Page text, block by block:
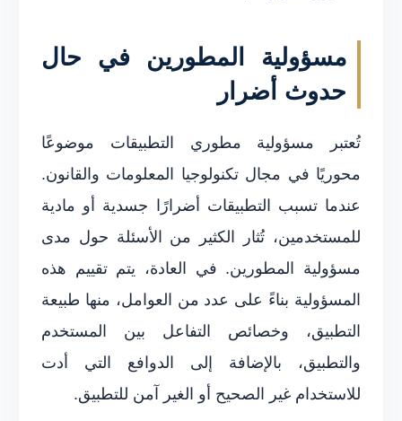
مسؤولية المطورين في حال
حدوث أضرار
تُعتبر مسؤولية مطوري التطبيقات موضوعًا
محوريًا في مجال تكنولوجيا المعلومات والقانون.
عندما تسبب التطبيقات أضرارًا جسدية أو مادية
للمستخدمين، تُثار الكثير من الأسئلة حول مدى
مسؤولية المطورين. في العادة، يتم تقييم هذه
المسؤولية بناءً على عدد من العوامل، منها طبيعة
التطبيق، وخصائص التفاعل بين المستخدم
والتطبيق، بالإضافة إلى الدوافع التي أدت
للاستخدام غير الصحيح أو الغير آمن للتطبيق.